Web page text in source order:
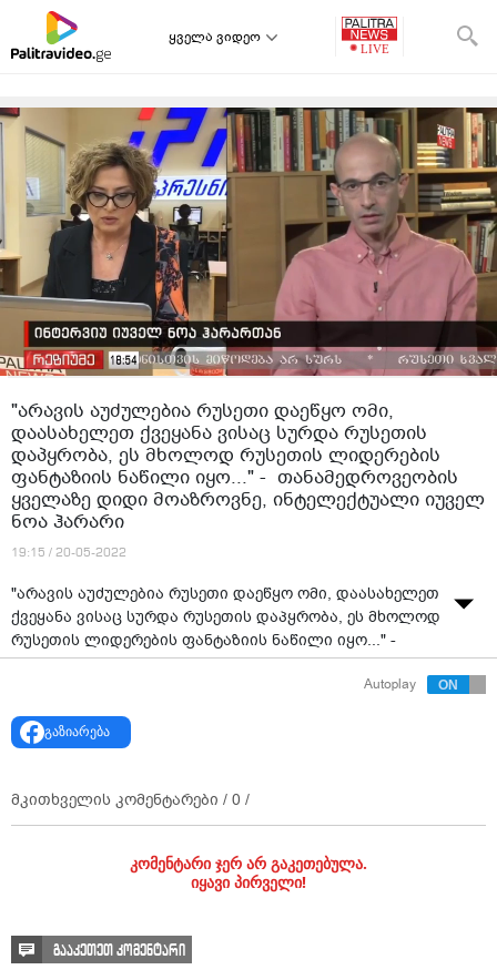
ყველა ვიდეო
"არავის აუძულებია რუსეთი დაეწყო ომი,
დაასახელეთ ქვეყანა ვისაც სურდა რუსეთის
დაპყრობა, ეს მხოლოდ რუსეთის ლიდერების
ფანტაზიის ნაწილი იყო..." - თანამედროვეობის
ყველაზე დიდი მოაზროვნე, ინტელექტუალი იუველ
ნოა ჰარარი
19:15 / 20-05-2022
"არავის აუძულებია რუსეთი დაეწყო ომი, დაასახელეთ
ქვეყანა ვისაც სურდა რუსეთის დაპყრობა, ეს მხოლოდ
რუსეთის ლიდერების ფანტაზიის ნაწილი იყო..." -
თანამედროვეობის ყველაზე დიდი მოაზროვნე,
Autoplay
გაზიარება
მკითხველის კომენტარები / 0 /
კომენტარი ჯერ არ გაკეთებულა.
იყავი პირველი!
გააკეთეთ კომენტარი